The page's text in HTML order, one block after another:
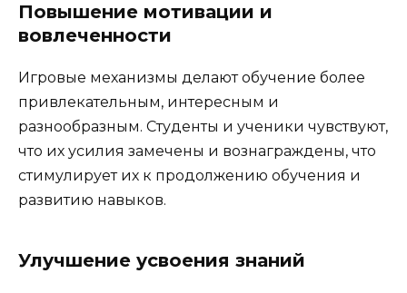
Повышение мотивации и
вовлеченности
Игровые механизмы делают обучение более
привлекательным, интересным и
разнообразным. Студенты и ученики чувствуют,
что их усилия замечены и вознаграждены, что
стимулирует их к продолжению обучения и
развитию навыков.
Улучшение усвоения знаний